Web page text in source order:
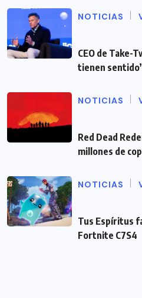
NOTICIAS
CEO de Take-
tienen
NOTICIAS
Red Dead
millones de
NOTICIAS
Tus Espíritus
Fortnite C7S4